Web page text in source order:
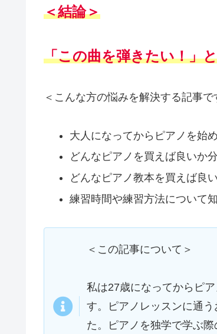
＜結論＞
「この曲を弾きたい！」
＜こんな方の悩みを解決する記事で
大人になってからピアノを始
どんなピアノを買えば良いか
どんなピアノ教本を買えば良
練習時間や練習方法について
＜この記事について＞
私は27歳になってからピ
す。ピアノレッスンに通
た。ピアノを独学で学ぶ